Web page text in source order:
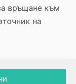
връщане към
на